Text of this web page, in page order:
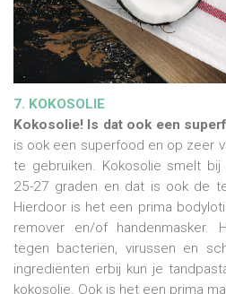
7. KOKOSOLIE
Kokosolie! Is dat ook een
is ook een superfood en op zeer
te gebruiken. Kokosolie smelt bij
25-27 graden en dat is ook de
Hierdoor is het een prima
remover en/of handenmasker.
tegen bacteriën, virussen en
ingrediënten erbij kun je
kokosolie. Ook is het een prima